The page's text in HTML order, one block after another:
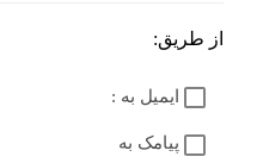
از طریق:
ایمیل به :
پیامک به